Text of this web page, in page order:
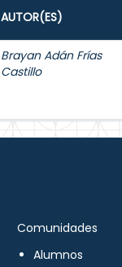
AUTOR(ES)
Brayan Adán Frías
Castillo
Comunidades
Alumnos